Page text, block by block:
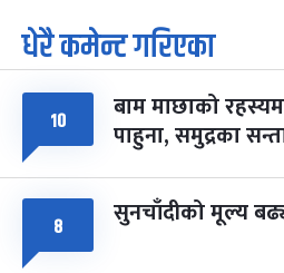
७
आइत
पूर्णिमा व्रत
चैत्र ७, २०८३-Mar 21, 2027
८
सोम
फागुपूर्णिमा
चैत्र ८, २०८३-Mar 22, 2027
धेरै कमेन्ट गरिएका
१० बाम माछाको
पाहुना, समुद्रका
८ सुनचाँदीको मूल्य